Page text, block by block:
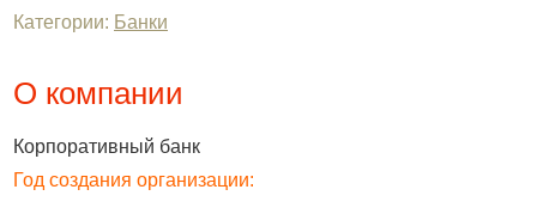
Категории: Банки
О компании
Корпоративный банк
Год создания организации: